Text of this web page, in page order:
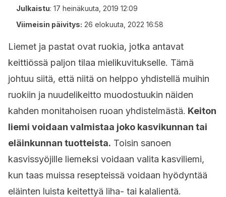
Julkaistu: 17 heinäkuuta, 2019 12:09
Viimeisin päivitys: 26 elokuuta, 2022 16:58
Liemet ja pastat ovat ruokia, jotka antavat
keittiössä paljon tilaa mielikuvitukselle. Tämä
johtuu siitä, että niitä on helppo yhdistellä muihin
ruokiin ja nuudelikeitto muodostuukin näiden
kahden monitahoisen ruoan yhdistelmästä. Keiton
liemi voidaan valmistaa joko kasvikunnan tai
eläinkunnan tuotteista. Toisin sanoen
kasvissyöjille liemeksi voidaan valita kasviliemi,
kun taas muissa resepteissä voidaan hyödyntää
eläinten luista keitettyä liha- tai kalalientä.